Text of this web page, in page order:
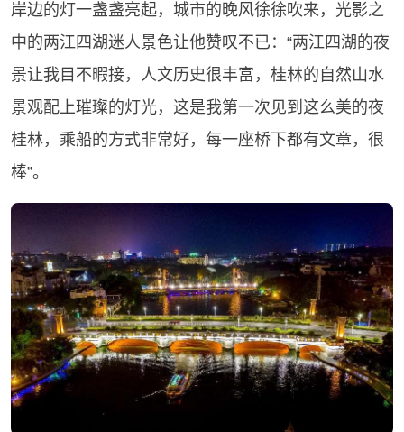
岸边的灯一盏盏亮起，城市的晚风徐徐吹来，光影之
中的两江四湖迷人景色让他赞叹不已：“两江四湖的夜
景让我目不暇接，人文历史很丰富，桂林的自然山水
景观配上璀璨的灯光，这是我第一次见到这么美的夜
桂林，乘船的方式非常好，每一座桥下都有文章，很
棒”。